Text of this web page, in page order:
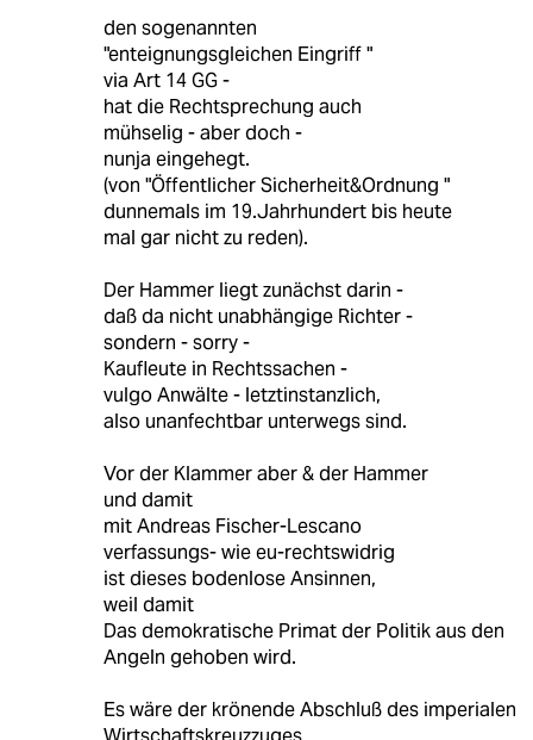
den sogenannten
"enteignungsgleichen Eingriff "
via Art 14 GG -
hat die Rechtsprechung auch
mühselig - aber doch -
nunja eingehegt.
(von "Öffentlicher Sicherheit&Ordnung "
dunnemals im 19.Jahrhundert bis heute
mal gar nicht zu reden).
Der Hammer liegt zunächst darin -
daß da nicht unabhängige Richter -
sondern - sorry -
Kaufleute in Rechtssachen -
vulgo Anwälte - letztinstanzlich,
also unanfechtbar unterwegs sind.
Vor der Klammer aber & der Hammer
und damit
mit Andreas Fischer-Lescano
verfassungs- wie eu-rechtswidrig
ist dieses bodenlose Ansinnen,
weil damit
Das demokratische Primat der Politik aus den
Angeln gehoben wird.
Es wäre der krönende Abschluß des imperialen